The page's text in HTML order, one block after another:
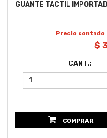
GUANTE TACTIL
Precio contado
$
CANT.:
COMPRAR